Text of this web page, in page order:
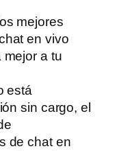
mejores
en vivo
mejor a tu
está
sin cargo, el
de chat en